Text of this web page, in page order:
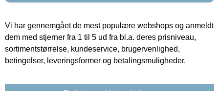
Vi har gennemgået de mest populære webshops og anmeldt
dem med stjerner fra 1 til 5 ud fra bl.a. deres prisniveau,
sortimentstørrelse, kundeservice, brugervenlighed,
betingelser, leveringsformer og betalingsmuligheder.